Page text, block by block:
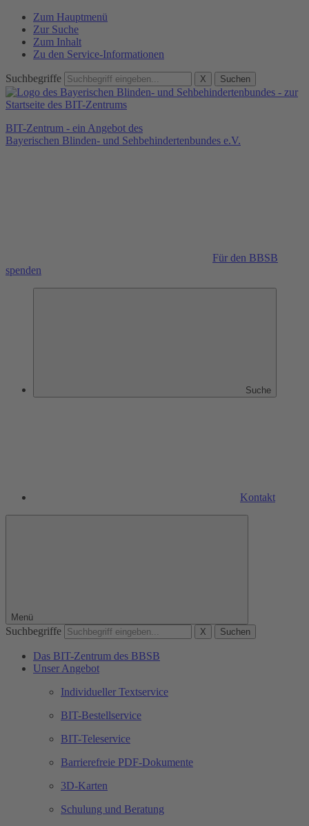
Zum Hauptmenü
Zur Suche
Zum Inhalt
Zu den Service-Informationen
Suchbegriffe X Suchen
BIT-Zentrum - ein Angebot des
Bayerischen Blinden- und Sehbehindertenbundes e.V.
Für den BBSB
spenden
Suche
Kontakt
Menü
Suchbegriffe X Suchen
Das BIT-Zentrum des BBSB
Unser Angebot
Individueller Textservice
BIT-Bestellservice
BIT-Teleservice
Barrierefreie PDF-Dokumente
3D-Karten
Schulung und Beratung